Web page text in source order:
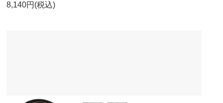
8,140円(税込)